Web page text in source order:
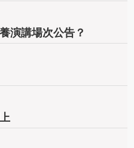
演講場次公告？